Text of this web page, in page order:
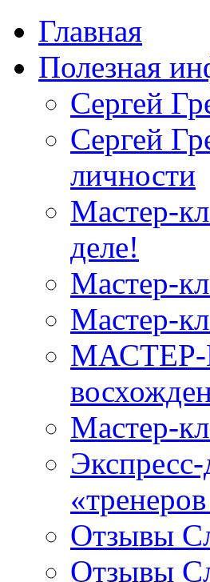
Главная
Полезная
Сергей
Сергей
личности
Мастер-
деле!
Мастер-
Мастер-
МАСТЕР-
Мастер-
Отзывы
Отзывы